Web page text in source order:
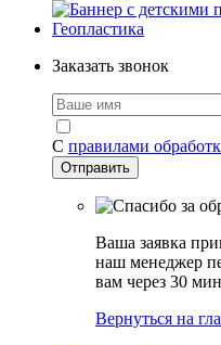
Геопластика
Заказать звонок
С правилами
Ваша заявка
наш менеджер
вам через 30
Вернуться на